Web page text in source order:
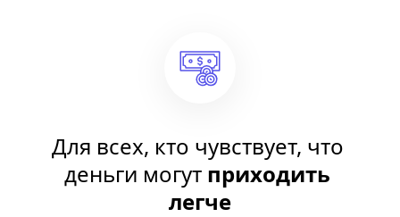
Для всех, кто чувствует, что
деньги могут приходить
легче